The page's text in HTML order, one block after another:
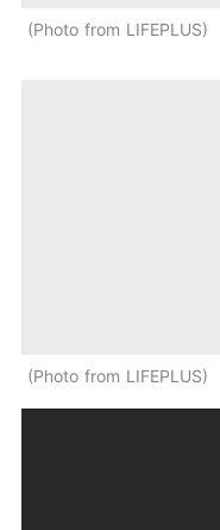
Photo from LIFEPLUS
Photo from LIFEPLUS